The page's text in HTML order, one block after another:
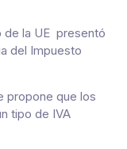
de la UE presentó
del Impuesto
propone que los
tipo de IVA